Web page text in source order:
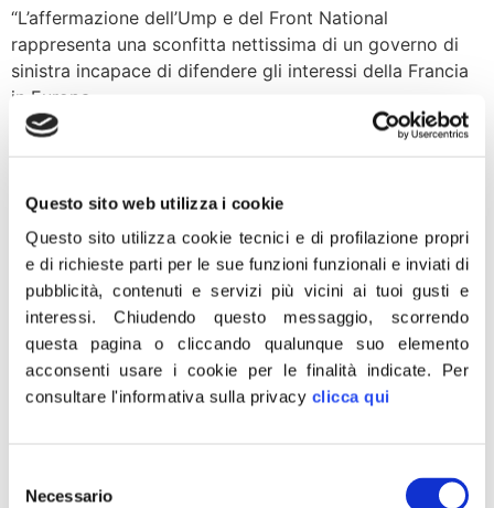
Questo sito web utilizza i cookie
Questo sito utilizza cookie tecnici e di profilazione propri
e di richieste parti per le sue funzioni funzionali e inviati di
pubblicità, contenuti e servizi più vicini ai tuoi gusti e
interessi.Chiudendo questo messaggio, scorrendo
questa pagina o cliccando qualunque suo elemento
acconsenti usare i cookie per le finalità indicate. Per
consultare l'informativa sulla privacy clicca qui
delNecessario
“L’affermazione dell’Ump e del Front National
rappresenta una sconfitta nettissima di un governo di
sinistra incapace di difendere gli interessi della Francia
in Europa.
Riforme, Crosetto: Da Renzi
improvvisazione e
superficialità
«Sulle riforme elettorali e costituzionali, un po’ come su
ogni altro argomento affrontato finora, si intravede
l’impronta caratteristica di Matteo Renzi, quella
dell’improvvisazione e della superficialità.
Lettera ai militanti de La